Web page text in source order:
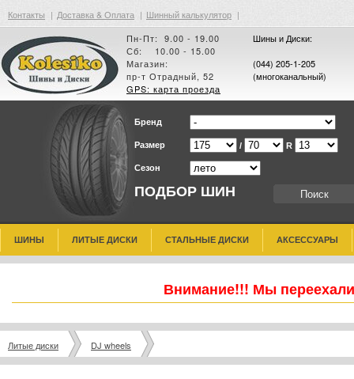
Контакты | Доставка & Оплата | Шинный калькулятор |
Пн-Пт: 9.00 - 19.00
Сб: 10.00 - 15.00
Магазин:
пр-т Отрадный, 52
GPS: карта проезда
Шины и Диски:
(044) 205-1-205
(многоканальный)
ПОДБОР ШИН
Бренд
Размер / R
Сезон
ШИНЫ ЛИТЫЕ ДИСКИ СТАЛЬНЫЕ ДИСКИ АКСЕССУАРЫ
Внимание!!! Мы
Литые диски DJ wheels